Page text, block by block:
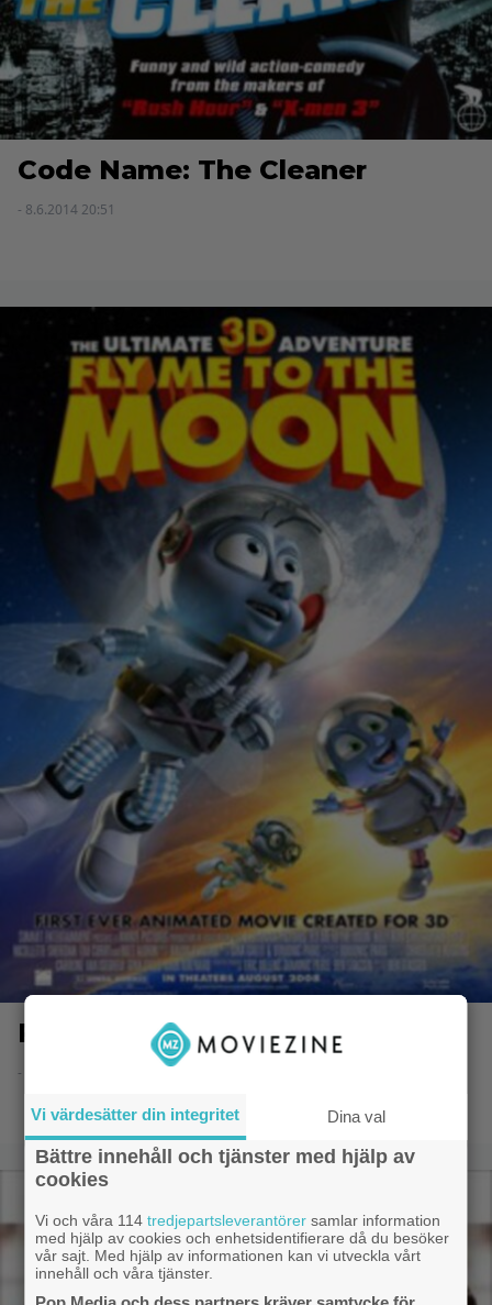
Code Name: The Cleaner
- 8.6.2014 20:51
Fly Me to the Moon
- 8.6.2014 20:51
Vi värdesätter din integritet Dina val
Bättre innehåll och tjänster med hjälp av
cookies
Vi och våra 114tredjepartsleverantörer samlar information
med hjälp av cookies och enhetsidentifierare då du besöker
vår sajt. Med hjälp av informationen kan vi utveckla vårt
innehåll och våra tjänster.